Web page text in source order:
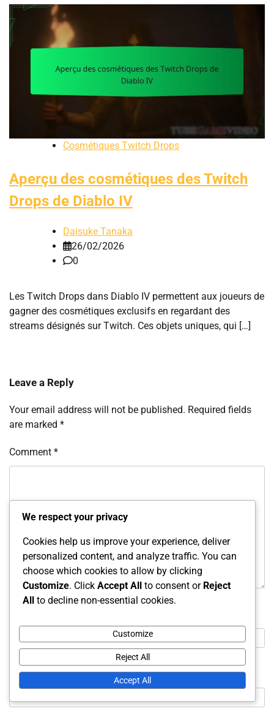
Cosmétiques Twitch Drops
Aperçu des cosmétiques des Twitch
Drops de Diablo IV
Daisuke Tanaka
26/02/2026
0
Les Twitch Drops dans Diablo IV permettent aux joueurs de
gagner des cosmétiques exclusifs en regardant des
streams désignés sur Twitch. Ces objets uniques, qui […]
Leave a Reply
Your email address will not be published. Required fields
are marked *
Comment *
Email*
We respect your privacy
Cookies help us improve your experience, deliver
personalized content, and analyze traffic. You can
choose which cookies to allow by clicking
Customize. Click Accept All to consent or Reject
All to decline non-essential cookies.
Customize
Reject All
Accept All